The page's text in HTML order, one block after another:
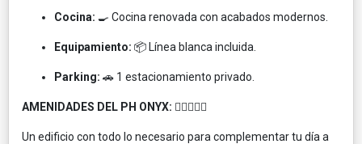
Cocina: 🍳 Cocina renovada con acabados modernos.
Equipamiento: 📦 Línea blanca incluida.
Parking: 🚗 1 estacionamiento privado.
AMENIDADES DEL PH ONYX: 🏊‍♂️🏋️‍♀️🎉
Un edificio con todo lo necesario para complementar tu día a